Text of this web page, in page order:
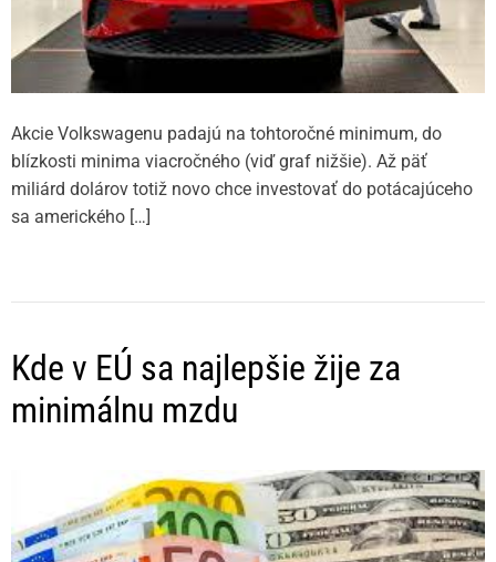
Akcie Volkswagenu padajú na tohtoročné minimum, do
blízkosti minima viacročného (viď graf nižšie). Až päť
miliárd dolárov totiž novo chce investovať do potácajúceho
sa amerického […]
Kde v EÚ sa najlepšie žije za
minimálnu mzdu